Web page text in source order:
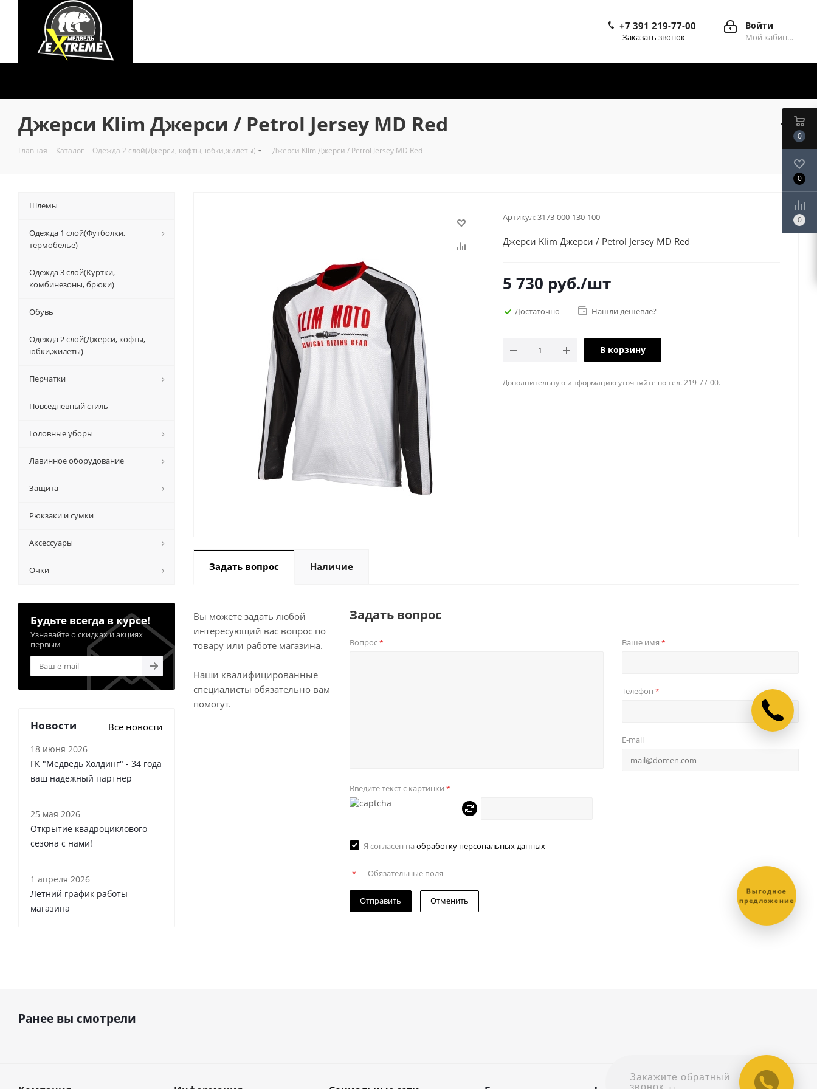
Войти
Мой кабинет
+7 391 219-77-00
Заказать звонок
Джерси Klim Джерси / Petrol Jersey MD Red
Главная - Каталог - Одежда 2 слой(Джерси, кофты, юбки,жилеты) - Джерси Klim Джерси / Petrol Jersey MD Red
Артикул:3173-000-130-100
Джерси Klim Джерси / Petrol Jersey MD Red
5 730 руб./шт
Достаточно Нашли дешевле?
В корзину
Дополнительную информацию уточняйте по тел. 219-77-00.
Задать вопрос Наличие
Вы можете задать любой
интересующий вас вопрос по
товару или работе магазина.
Наши квалифицированные
специалисты обязательно вам
помогут.
Задать вопрос
Вопрос* Ваше имя*
Телефон*
E-mail
Введите текст с картинки *
Я согласен на обработку персональных данных
* — Обязательные поля
Отменить
Шлемы
Одежда 1 слой(Футболки,
термобелье)
Одежда 3 слой(Куртки,
комбинезоны, брюки)
Обувь
Одежда 2 слой(Джерси, кофты,
юбки,жилеты)
Перчатки
Повседневный стиль
Головные уборы
Лавинное оборудование
Защита
Рюкзаки и сумки
Аксессуары
Очки
Будьте всегда в курсе!
Узнавайте о скидках и акциях
первым
Новости Все новости
18 июня 2026
ГК "Медведь Холдинг" - 34 года
ваш надежный партнер
25 мая 2026
Открытие квадроциклового
сезона с нами!
1 апреля 2026
Летний график работы
магазина
Ранее вы смотрели
0
0
0
Выгодное
предложение
Закажите обратный
звонок